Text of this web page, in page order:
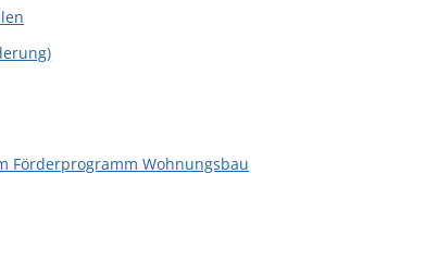
Förderprogramm Wohnungsbau